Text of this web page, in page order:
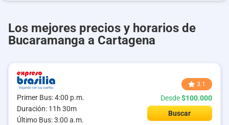
Los mejores precios y horarios de
Bucaramanga a Cartagena
Primer Bus: 4:00 p.m.
Duración: 11h 30m
Último Bus: 3:00 a.m.
3.1
Desde$100.000
Buscar